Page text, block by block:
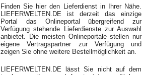
Finden Sie hier den Lieferdienst in Ihrer Nähe.
LIEFERWELTEN.DE ist derzeit das einzige
Portal das Onlineportal übergreifend zur
Verfügung stehende Lieferdienste zur Auswahl
anbietet. Die meisten Onlineportale stellen nur
eigene Vertragspartner zur Verfügung und
zeigen Sie ohne weitere Bestellmöglichkeit an.
LIEFERWELTEN.DE lässt Sie nicht auf dem